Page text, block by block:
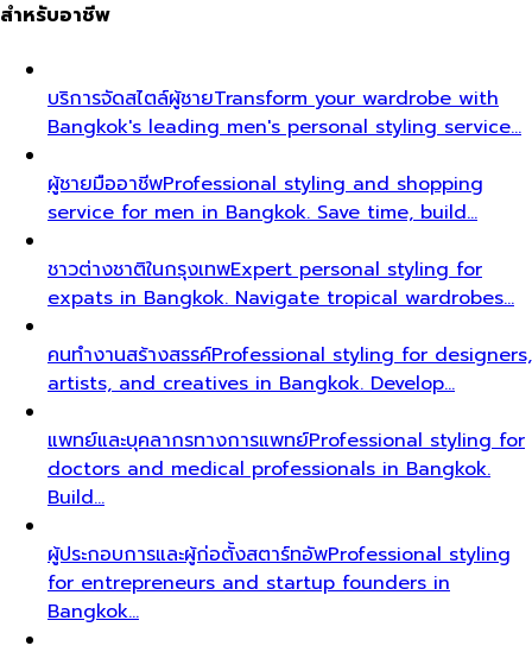
สำหรับอาชีพ
บริการจัดสไตล์ผู้ชายTransform your wardrobe with
Bangkok's leading men's personal styling service…
ผู้ชายมืออาชีพProfessional styling and shopping
service for men in Bangkok. Save time, build…
ชาวต่างชาติในกรุงเทพExpert personal styling for
expats in Bangkok. Navigate tropical wardrobes…
คนทำงานสร้างสรรค์Professional styling for designers,
artists, and creatives in Bangkok. Develop…
แพทย์และบุคลากรทางการแพทย์Professional styling for
doctors and medical professionals in Bangkok.
Build…
ผู้ประกอบการและผู้ก่อตั้งสตาร์ทอัพProfessional styling
for entrepreneurs and startup founders in
Bangkok…